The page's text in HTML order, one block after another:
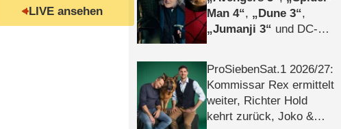
LIVE ansehen
Man 4 , Dune 3 ,
Jumanji 3
und DC-
ProSiebenSat.1 2026/​27:
Kommissar Rex ermittelt
weiter, Richter Hold
kehrt zurück, Joko &